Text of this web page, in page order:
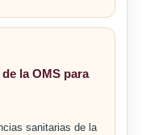
la OMS para
sanitarias de la